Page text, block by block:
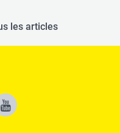
les articles